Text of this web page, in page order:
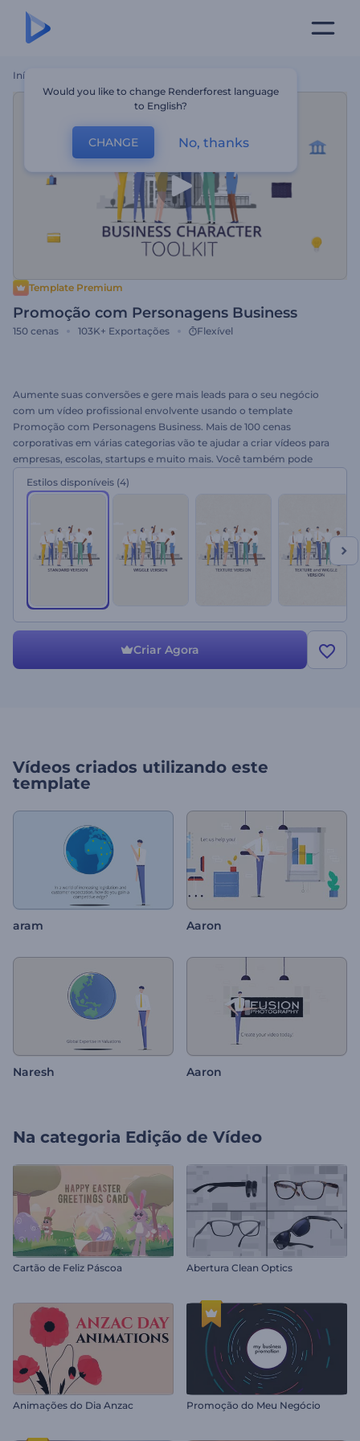
Início
Template Premium
Promoção com Personagens Business
150 cenas 103K+ Exportações Flexível
Aumente suas conversões e gere mais leads para o seu negócio
com um vídeo profissional envolvente usando o template
Promoção com Personagens Business. Mais de 100 cenas
corporativas em várias categorias vão te ajudar a criar vídeos para
empresas, escolas, startups e muito mais. Você também pode
de promoções de negócio hoje mesmo!
Estilos disponíveis (4)
Criar Agora
Vídeos criados utilizando este
template
aram Aaron
Naresh Aaron
Na categoria Edição de Vídeo
Cartão de Feliz Páscoa Abertura Clean Optics
Animações do Dia Anzac Promoção do Meu Negócio
Would you like to change Renderforest language
to English?
CHANGE No, thanks